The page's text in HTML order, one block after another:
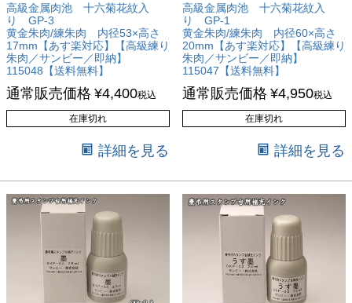
高級金属肉池 十六菊花紋入
り GP-3
黄金朱肉/練朱肉 内径53×高さ
17mm【あす楽対応】【高級練り
朱肉／サンビー／即納】
115048【送料無料】
通常販売価格 ¥4,400税込
在庫切れ
詳細を見る
高級金属肉池 十六菊花紋入
り GP-1
黄金朱肉/練朱肉 内径60×高さ
20mm【あす楽対応】【高級練り
朱肉／サンビー／即納】
115047【送料無料】
通常販売価格 ¥4,950税込
在庫切れ
詳細を見る